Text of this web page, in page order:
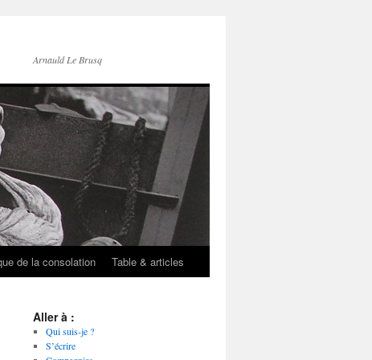
Arnauld Le Brusq
de la consolation Table & articles
Aller à :
Qui suis-je ?
S’écrire